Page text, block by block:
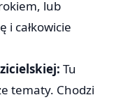
lub
i całkowicie
Tu
tematy. Chodzi